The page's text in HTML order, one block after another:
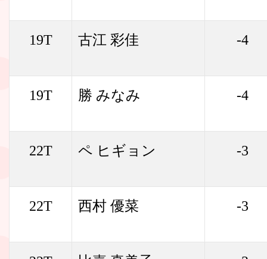
19T 古江 彩佳 -4
19T 勝 みなみ -4
22T ペ ヒギョン -3
22T 西村 優菜 -3